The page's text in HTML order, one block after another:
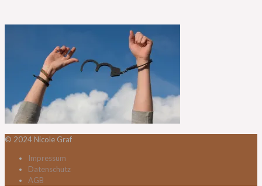
© 2024 Nicole Graf
Impressum
Datenschutz
AGB